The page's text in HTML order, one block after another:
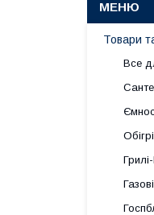
Товари
Все